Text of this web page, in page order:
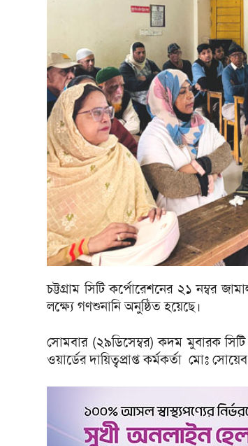
চট্টগ্রাম সিটি কর্পোরেশনের ২১ নম্বর
লক্ষ্যে গণশুনানি অনুষ্ঠিত হয়েছে।
সোমবার (২৯ডিসেম্বর) কদম মুবারক
ওয়ার্ডের দায়িত্বপ্রাপ্ত কর্মকর্তা মোঃ